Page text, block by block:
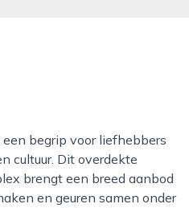
cultuur. Dit overdekte
brengt een breed aanbod
en geuren samen onder